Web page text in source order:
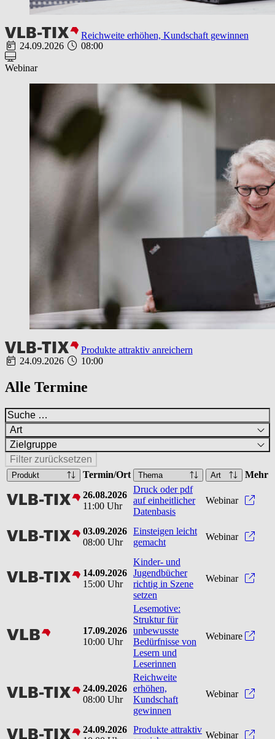
Reichweite erhöhen, Kundschaft gewinnen
24.09.2026
08:00
Webinar
Produkte attraktiv anreichern
24.09.2026
10:00
Alle Termine
Art
Zielgruppe
Filter zurücksetzen
Produkt Termin/Ort Thema Art Mehr
vlbtix
26.08.2026
11:00 Uhr
Druck oder pdf
auf einheitlicher
Datenbasis
Webinar
vlbtix
03.09.2026
08:00 Uhr
Einsteigen leicht
gemacht
Webinar
vlbtix
14.09.2026
15:00 Uhr
Kinder- und
Jugendbücher
richtig in Szene
setzen
Webinar
vlb
17.09.2026
10:00 Uhr
Lesemotive:
Struktur für
unbewusste
Bedürfnisse von
Lesern und
Leserinnen
Webinare
vlbtix
24.09.2026
08:00 Uhr
Reichweite
erhöhen,
Kundschaft
gewinnen
Webinar
vlbtix
24.09.2026 Produkte attraktiv
Webinar